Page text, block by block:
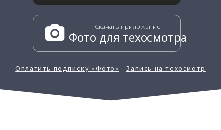
Скачать приложение
Фото для техосмотра
Оплатить подписку «Фото» · Запись на техосмотр